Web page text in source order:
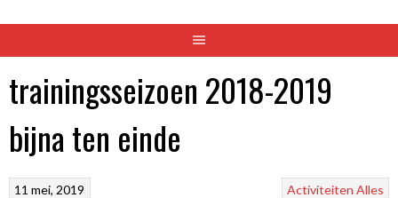
trainingsseizoen 2018-2019
bijna ten einde
Activiteiten Alles
11 mei, 2019